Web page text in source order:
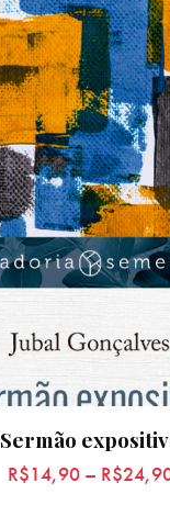
Sermão
R$14,90– R$